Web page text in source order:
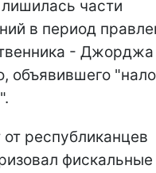
части
в период
-
объявившего
республиканцев